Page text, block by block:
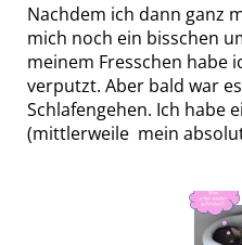
Nachdem ich dann ganz
mich noch ein bisschen
meinem Fresschen habe
verputzt. Aber bald war
Schlafengehen. Ich habe
(mittlerweile mein